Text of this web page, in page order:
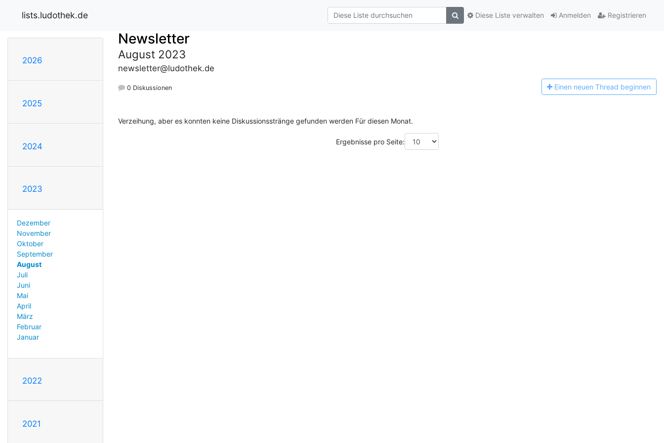
lists.ludothek.de Anmelden Registrieren
Diese Liste verwalten
2026
2025
2024
2023
Dezember
November
Oktober
September
August
Juli
Juni
Mai
April
März
Februar
Januar
2022
2021
Newsletter
August 2023
newsletter@ludothek.de
0 Diskussionen Einen neuen Thread beginnen
Verzeihung, aber es konnten keine Diskussionsstränge gefunden werden Für diesen Monat.
Ergebnisse pro Seite: